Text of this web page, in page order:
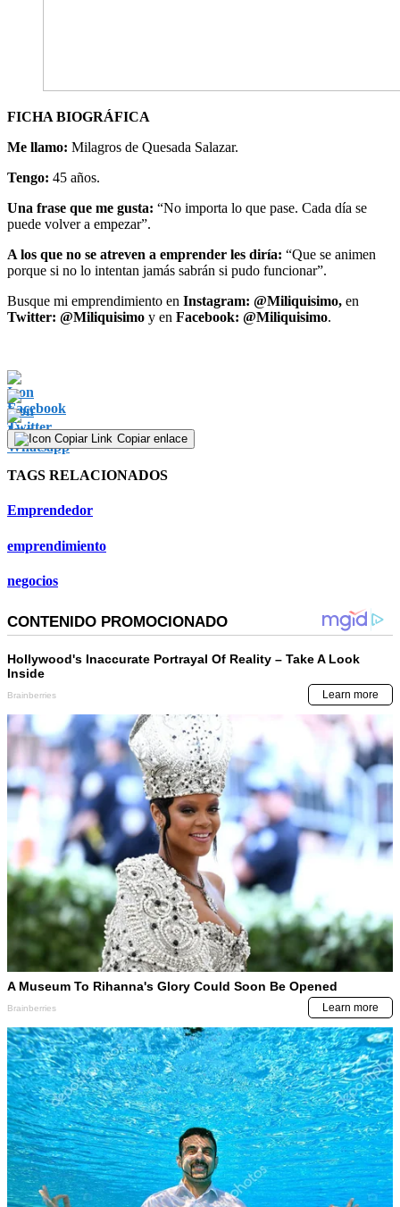
FICHA BIOGRÁFICA
Me llamo: Milagros de Quesada Salazar.
Tengo: 45 años.
Una frase que me gusta: “No importa lo que pase. Cada día se
puede volver a empezar”.
A los que no se atreven a emprender les diría: “Que se animen
porque si no lo intentan jamás sabrán si pudo funcionar”.
Busque mi emprendimiento en Instagram: @Miliquisimo, en
Twitter: @Miliquisimo y en Facebook: @Miliquisimo.
Copiar enlace
TAGS RELACIONADOS
Emprendedor
emprendimiento
negocios